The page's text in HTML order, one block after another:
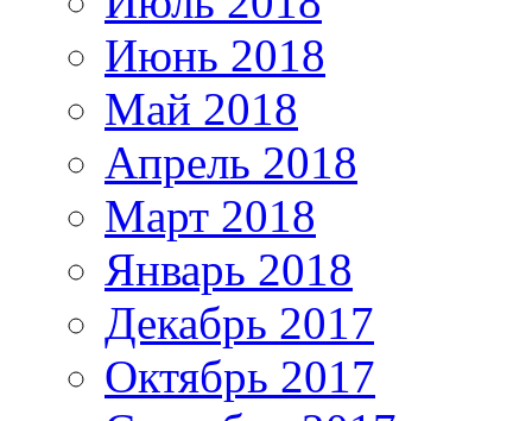
Июнь 2018
Май 2018
Апрель 2018
Март 2018
Январь 2018
Декабрь 2017
Октябрь 2017